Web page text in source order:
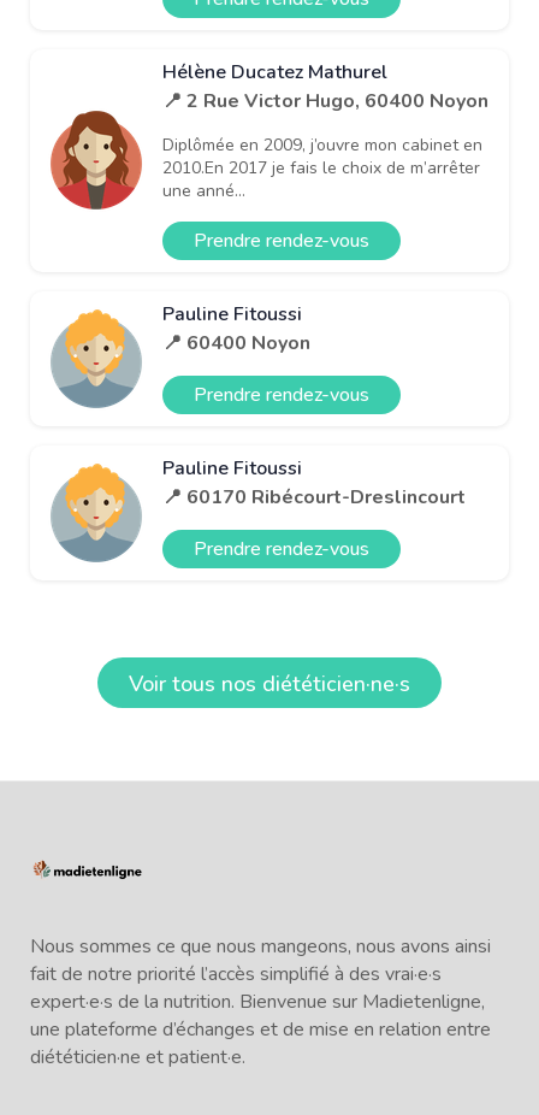
Hélène Ducatez Mathurel
📍 2 Rue Victor Hugo, 60400 Noyon
Diplômée en 2009, j’ouvre mon cabinet en
2010.En 2017 je fais le choix de m’arrêter
une anné...
Prendre rendez-vous
Pauline Fitoussi
📍 60400 Noyon
Prendre rendez-vous
Pauline Fitoussi
📍 60170 Ribécourt-Dreslincourt
Prendre rendez-vous
Voir tous nos diététicien·ne·s
Nous sommes ce que nous mangeons, nous avons ainsi
fait de notre priorité l’accès simplifié à des vrai·e·s
expert·e·s de la nutrition. Bienvenue sur Madietenligne,
une plateforme d’échanges et de mise en relation entre
diététicien·ne et patient·e.